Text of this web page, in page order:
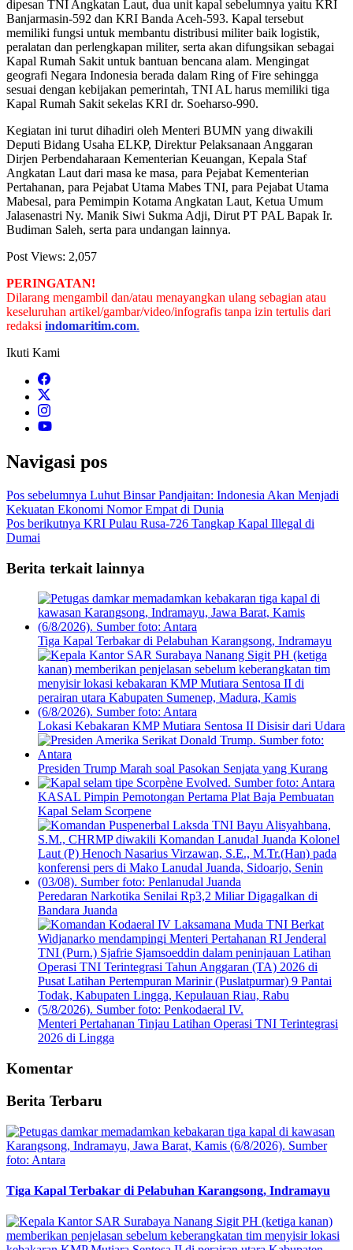
dipesan TNI Angkatan Laut, dua unit kapal sebelumnya yaitu KRI
Banjarmasin-592 dan KRI Banda Aceh-593. Kapal tersebut
memiliki fungsi untuk membantu distribusi militer baik logistik,
peralatan dan perlengkapan militer, serta akan difungsikan sebagai
Kapal Rumah Sakit untuk bantuan bencana alam. Mengingat
geografi Negara Indonesia berada dalam Ring of Fire sehingga
sesuai dengan kebijakan pemerintah, TNI AL harus memiliki tiga
Kapal Rumah Sakit sekelas KRI dr. Soeharso-990.
Kegiatan ini turut dihadiri oleh Menteri BUMN yang diwakili
Deputi Bidang Usaha ELKP, Direktur Pelaksanaan Anggaran
Dirjen Perbendaharaan Kementerian Keuangan, Kepala Staf
Angkatan Laut dari masa ke masa, para Pejabat Kementerian
Pertahanan, para Pejabat Utama Mabes TNI, para Pejabat Utama
Mabesal, para Pemimpin Kotama Angkatan Laut, Ketua Umum
Jalasenastri Ny. Manik Siwi Sukma Adji, Dirut PT PAL Bapak Ir.
Budiman Saleh, serta para undangan lainnya.
Post Views: 2,057
PERINGATAN!
Dilarang mengambil dan/atau menayangkan ulang sebagian atau
keseluruhan artikel/gambar/video/infografis tanpa izin tertulis dari
redaksi indomaritim.com.
Ikuti Kami
Navigasi pos
Pos sebelumnya Luhut Binsar Pandjaitan: Indonesia Akan Menjadi
Kekuatan Ekonomi Nomor Empat di Dunia
Pos berikutnya KRI Pulau Rusa-726 Tangkap Kapal Illegal di
Dumai
Berita terkait lainnya
Tiga Kapal Terbakar di Pelabuhan Karangsong, Indramayu
Lokasi Kebakaran KMP Mutiara Sentosa II Disisir dari Udara
Presiden Trump Marah soal Pasokan Senjata yang Kurang
KASAL Pimpin Pemotongan Pertama Plat Baja Pembuatan
Kapal Selam Scorpene
Peredaran Narkotika Senilai Rp3,2 Miliar Digagalkan di
Bandara Juanda
Menteri Pertahanan Tinjau Latihan Operasi TNI Terintegrasi
2026 di Lingga
Komentar
Berita Terbaru
Tiga Kapal Terbakar di Pelabuhan Karangsong, Indramayu